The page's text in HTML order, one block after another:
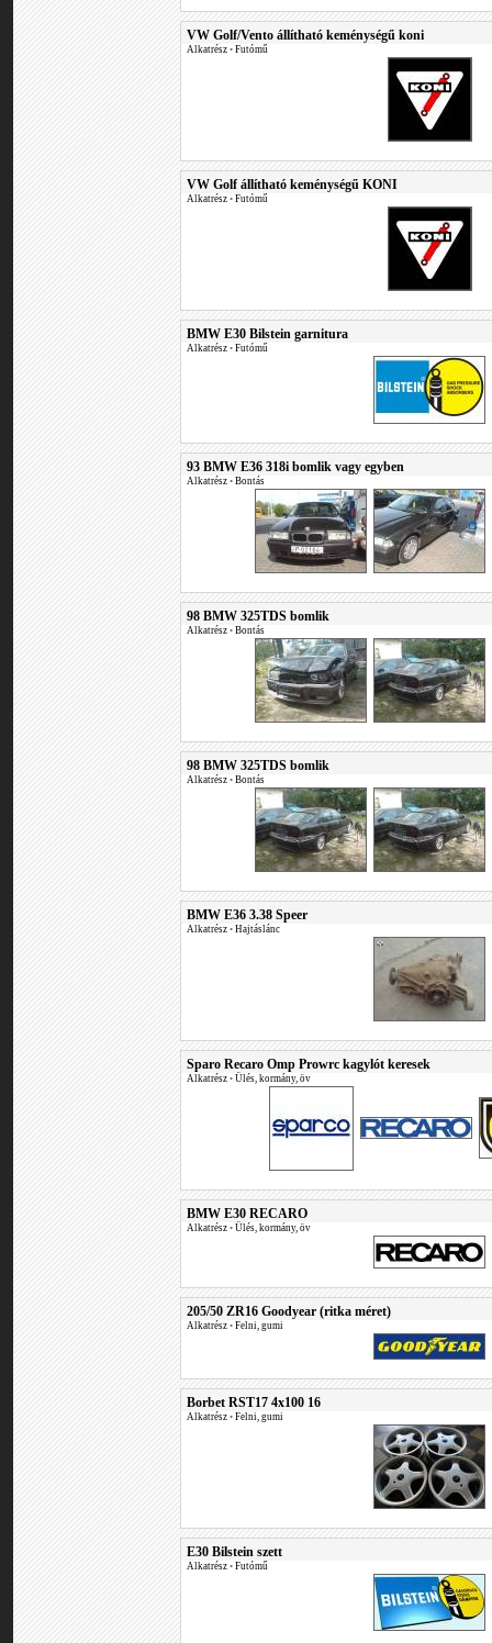
VW Golf/Vento állítható keménységű koni
Alkatrész • Futómű
VW Golf állítható keménységű KONI
Alkatrész • Futómű
BMW E30 Bilstein garnitura
Alkatrész • Futómű
93 BMW E36 318i bomlik vagy egyben
Alkatrész • Bontás
98 BMW 325TDS bomlik
Alkatrész • Bontás
98 BMW 325TDS bomlik
Alkatrész • Bontás
BMW E36 3.38 Speer
Alkatrész • Hajtáslánc
Sparo Recaro Omp Prowrc kagylót keresek
Alkatrész • Ülés, kormány, öv
BMW E30 RECARO
Alkatrész • Ülés, kormány, öv
205/50 ZR16 Goodyear (ritka méret)
Alkatrész • Felni, gumi
Borbet RST17 4x100 16
Alkatrész • Felni, gumi
E30 Bilstein szett
Alkatrész • Futómű